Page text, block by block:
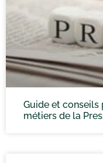
Guide et
métiers de la